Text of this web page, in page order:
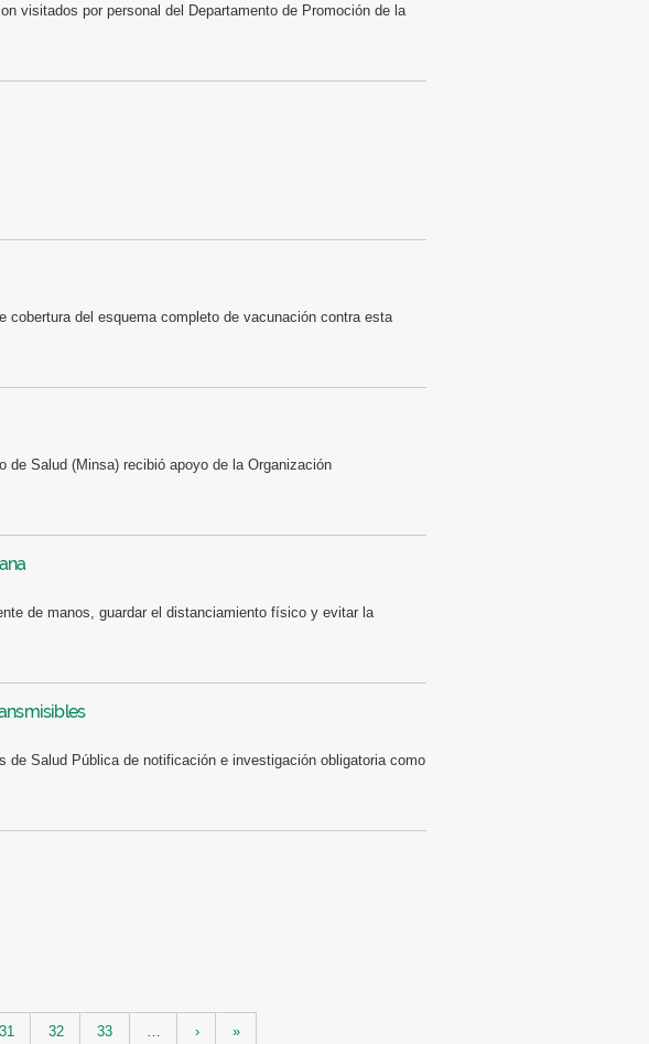
visitados por personal del Departamento de Promoción de la
cobertura del esquema completo de vacunación contra esta
Salud (Minsa) recibió apoyo de la Organización
de manos, guardar el distanciamiento físico y evitar la
Salud Pública de notificación e investigación obligatoria como
31 32 33 … › »